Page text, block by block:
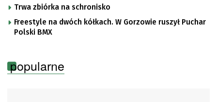
Trwa zbiórka na schronisko
Freestyle na dwóch kółkach. W Gorzowie ruszył Puchar
Polski BMX
popularne